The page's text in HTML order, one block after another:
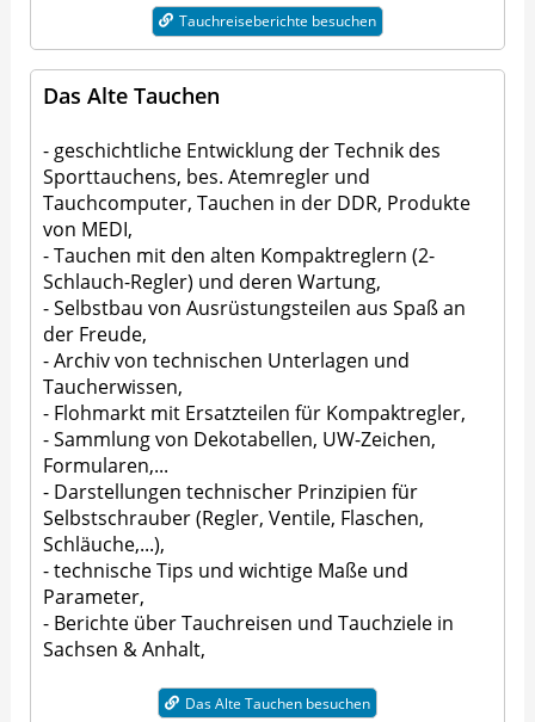
Tauchreiseberichte besuchen
Das Alte Tauchen
- geschichtliche Entwicklung der Technik des
Sporttauchens, bes. Atemregler und
Tauchcomputer, Tauchen in der DDR, Produkte
von MEDI,
- Tauchen mit den alten Kompaktreglern (2-
Schlauch-Regler) und deren Wartung,
- Selbstbau von Ausrüstungsteilen aus Spaß an
der Freude,
- Archiv von technischen Unterlagen und
Taucherwissen,
- Flohmarkt mit Ersatzteilen für Kompaktregler,
- Sammlung von Dekotabellen, UW-Zeichen,
Formularen,...
- Darstellungen technischer Prinzipien für
Selbstschrauber (Regler, Ventile, Flaschen,
Schläuche,...),
- technische Tips und wichtige Maße und
Parameter,
- Berichte über Tauchreisen und Tauchziele in
Sachsen & Anhalt,
Das Alte Tauchen besuchen